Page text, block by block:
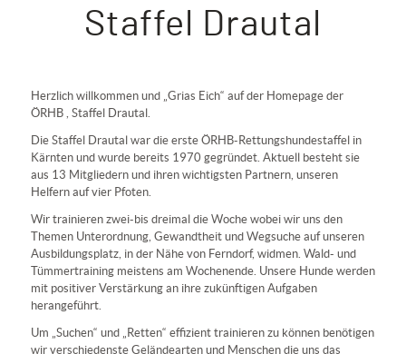
Staffel Drautal
Herzlich willkommen und „Grias Eich“ auf der Homepage der
ÖRHB , Staffel Drautal.
Die Staffel Drautal war die erste ÖRHB-Rettungshundestaffel in
Kärnten und wurde bereits 1970 gegründet. Aktuell besteht sie
aus 13 Mitgliedern und ihren wichtigsten Partnern, unseren
Helfern auf vier Pfoten.
Wir trainieren zwei-bis dreimal die Woche wobei wir uns den
Themen Unterordnung, Gewandtheit und Wegsuche auf unseren
Ausbildungsplatz, in der Nähe von Ferndorf, widmen. Wald- und
Tümmertraining meistens am Wochenende. Unsere Hunde werden
mit positiver Verstärkung an ihre zukünftigen Aufgaben
herangeführt.
Um „Suchen“ und „Retten“ effizient trainieren zu können benötigen
wir verschiedenste Geländearten und Menschen die uns das